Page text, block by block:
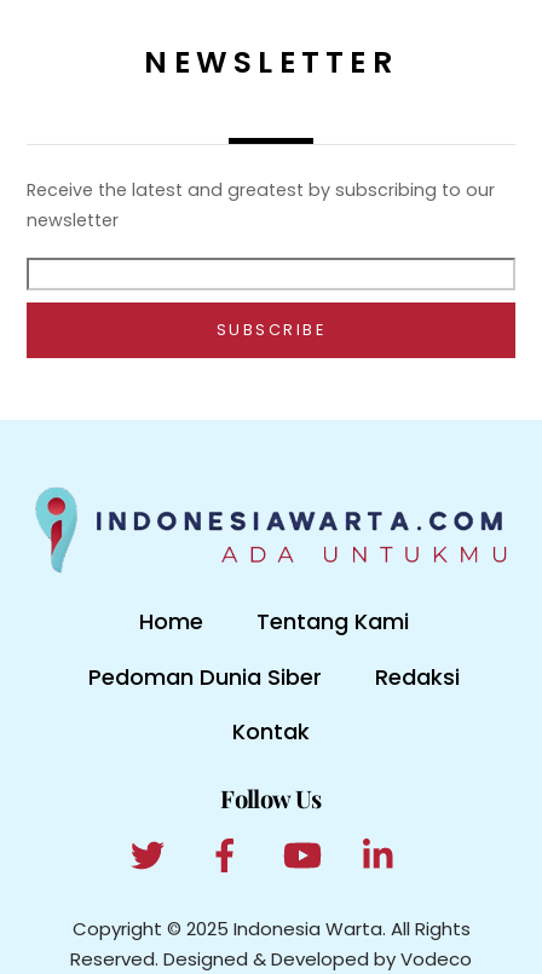
NEWSLETTER
Receive the latest and greatest by subscribing to our
newsletter
Home
Tentang Kami
Pedoman Dunia Siber
Redaksi
Kontak
Follow Us
Copyright © 2025 Indonesia Warta. All Rights
Reserved. Designed & Developed by Vodeco